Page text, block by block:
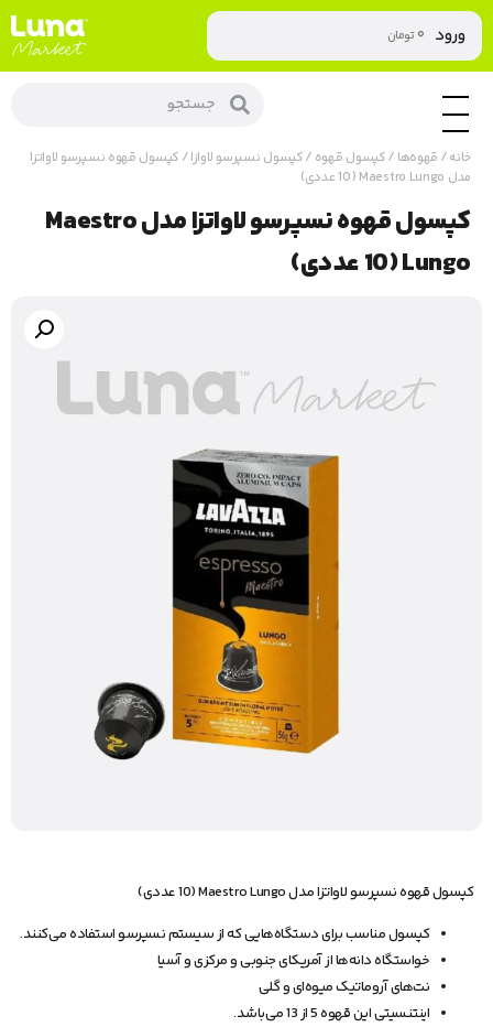
ورود ۰تومان
خانه/ قهوه‌ها /کپسول قهوه /کپسول نسپرسو لاوازا/ کپسول قهوه نسپرسو لاواتزا
مدل Maestro Lungo (10 عددی)
کپسول قهوه نسپرسو لاواتزا مدل Maestro
Lungo (10 عددی)
کپسول قهوه نسپرسو لاواتزا مدل Maestro Lungo (10 عددی)
کپسول مناسب برای دستگاه‌هایی که از سیستم نسپرسو استفاده می‌کنند.
خواستگاه دانه‌ها از آمریکای جنوبی و مرکزی و آسیا
نت‌های آروماتیک میوه‌ای و گلی
اینتنسیتی این قهوه 5 از 13 می‌باشد.